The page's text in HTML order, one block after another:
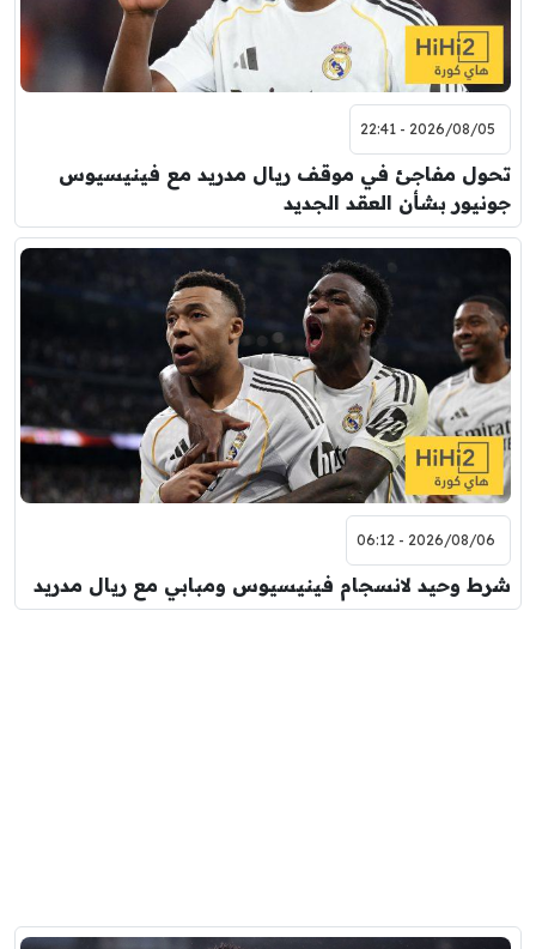
2026/08/05 - 22:41
تحول مفاجئ في موقف ريال مدريد مع فينيسيوس
جونيور بشأن العقد الجديد
2026/08/06 - 06:12
شرط وحيد لانسجام فينيسيوس ومبابي مع ريال مدريد